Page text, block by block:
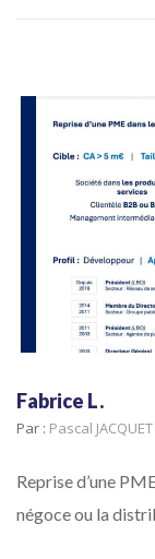
Fabrice L.
Par : Pascal JACQUET
Reprise d’une
négoce ou la